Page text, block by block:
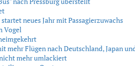
neues Jahr mit Passagierzuwachs
Vogel
mehr Flügen nach Deutschland, Japan
mehr umlackiert